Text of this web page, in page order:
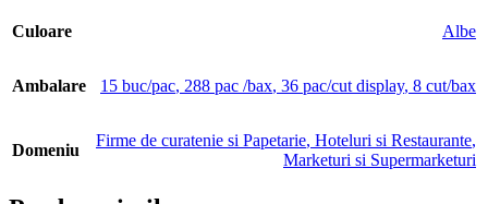
Culoare Albe
Ambalare 15 buc/pac, 288 pac /bax, 36 pac/cut display, 8 cut/bax
Domeniu
Firme de curatenie si Papetarie, Hoteluri si Restaurante,
Marketuri si Supermarketuri